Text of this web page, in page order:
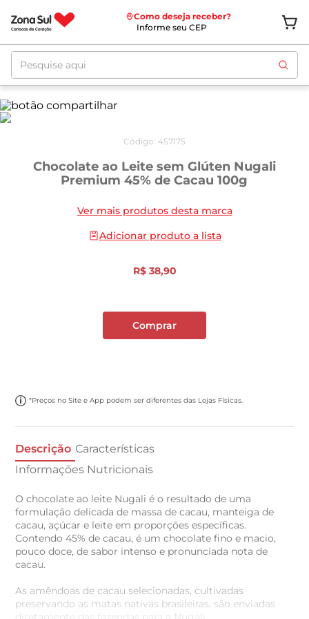
Como deseja receber?
Informe seu CEP
Pesquise aqui
Código: 457175
Chocolate ao Leite sem Glúten Nugali
Premium 45% de Cacau 100g
Ver mais produtos desta marca
Adicionar produto a lista
R$ 38,90
Comprar
*Preços no Site e App podem ser diferentes das Lojas Físicas.
Descrição Características
Informações Nutricionais
O chocolate ao leite Nugali é o resultado de uma
formulação delicada de massa de cacau, manteiga de
cacau, açúcar e leite em proporções específicas.
Contendo 45% de cacau, é um chocolate fino e macio,
pouco doce, de sabor intenso e pronunciada nota de
cacau.
As amêndoas de cacau selecionadas, cultivadas
preservando as matas nativas brasileiras, são enviadas